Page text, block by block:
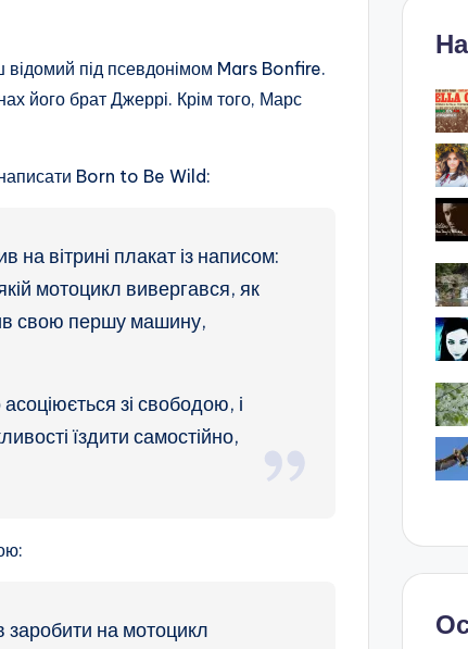
відомий під псевдонімом Mars Bonfire.
його брат Джеррі. Крім того, Марс
Born to Be Wild:
вітрині плакат із написом:
мотоцикл вивергався, як
свою першу машину,
зі свободою, і
їздити самостійно,
на мотоцикл